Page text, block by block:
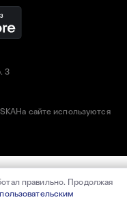
На сайте используются
3
правильно. Продолжая
пользовательским